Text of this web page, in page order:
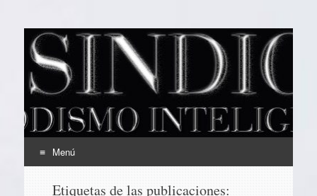
EL SINDICAL
Periodismo Inteligente
Menú
Etiquetas de las publicaciones: